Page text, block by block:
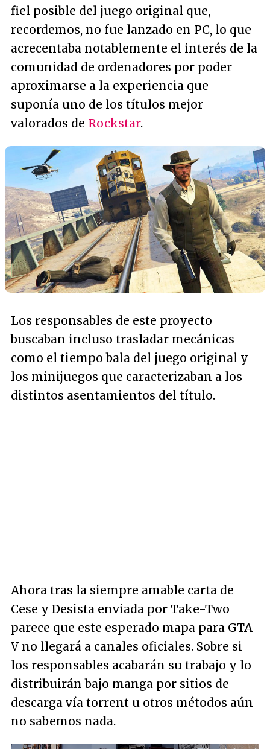
fiel posible del juego original que,
recordemos, no fue lanzado en PC, lo que
acrecentaba notablemente el interés de la
comunidad de ordenadores por poder
aproximarse a la experiencia que
suponía uno de los títulos mejor
valorados de Rockstar.
Los responsables de este proyecto
buscaban incluso trasladar mecánicas
como el tiempo bala del juego original y
los minijuegos que caracterizaban a los
distintos asentamientos del título.
Ahora tras la siempre amable carta de
Cese y Desista enviada por Take-Two
parece que este esperado mapa para GTA
V no llegará a canales oficiales. Sobre si
los responsables acabarán su trabajo y lo
distribuirán bajo manga por sitios de
descarga vía torrent u otros métodos aún
no sabemos nada.